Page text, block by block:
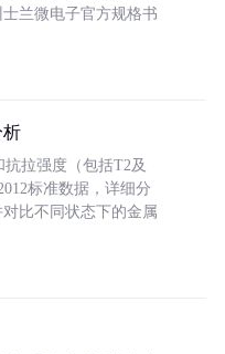
兰微电子官方规格书
析
拉强度（包括T2及
标准数据，详细分
比不同状态下的金属